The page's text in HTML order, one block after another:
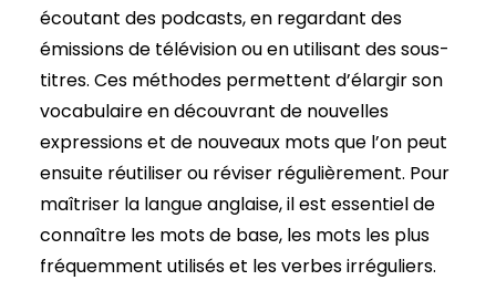
écoutant des podcasts, en regardant des
émissions de télévision ou en utilisant des sous-
titres. Ces méthodes permettent d’élargir son
vocabulaire en découvrant de nouvelles
expressions et de nouveaux mots que l’on peut
ensuite réutiliser ou réviser régulièrement. Pour
maîtriser la langue anglaise, il est essentiel de
connaître les mots de base, les mots les plus
fréquemment utilisés et les verbes irréguliers.